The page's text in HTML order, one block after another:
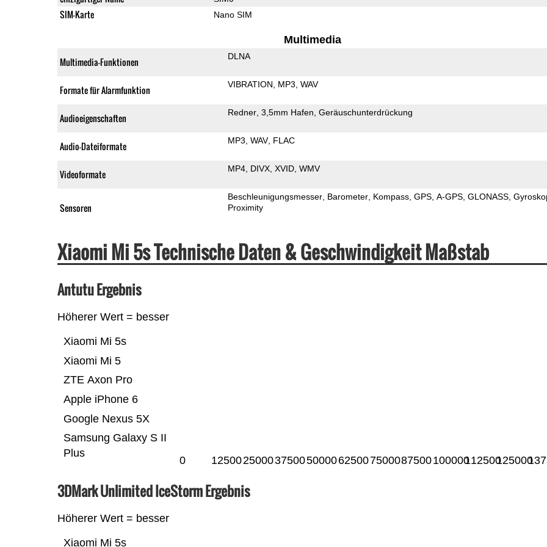
SIM-Karte Nano SIM
Multimedia
Multimedia-Funktionen DLNA
Formate für Alarmfunktion VIBRATION MP3 WAV
Audioeigenschaften Redner 3,5mm Hafen Geräuschunterdrückung
Audio-Dateiformate MP3 WAV FLAC
Videoformate MP4 DIVX XVID WMV
Sensoren
Beschleunigungsmesser Barometer Kompass GPS A-GPS GLONASS
Proximity
Xiaomi Mi 5s Technische Daten & Geschwindigkeit Maßstab
Antutu Ergebnis
Höherer Wert = besser
Samsung Galaxy S II
Plus
Google Nexus 5X
Apple iPhone 6
ZTE Axon Pro
Xiaomi Mi 5
Xiaomi Mi 5s
0 12500250003750050000625007500087500100000112500125000
3DMark Unlimited IceStorm Ergebnis
Höherer Wert = besser
Xiaomi Mi 5s